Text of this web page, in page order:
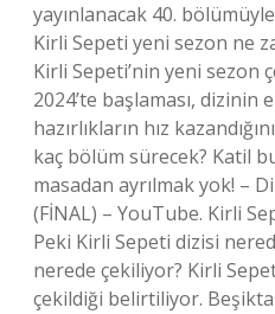
yayınlanacak 40.
Kirli Sepeti yeni sezon ne
Kirli Sepeti’nin yeni sezon
2024’te başlaması,
hazırlıkların hız
kaç bölüm sürecek? Katil
masadan ayrılmak yok! –
(FİNAL) – YouTube. Kirli
Peki Kirli Sepeti dizisi
nerede çekiliyor? Kirli
çekildiği belirtiliyor.